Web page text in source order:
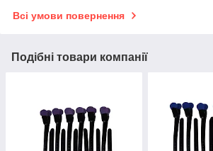
Всі умови повернення
Подібні товари компанії